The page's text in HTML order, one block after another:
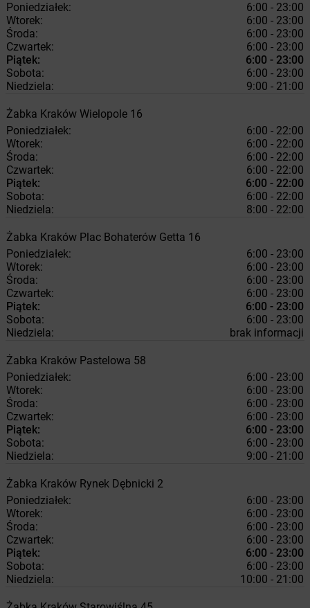
Poniedziałek:
6:00 - 23:00
Wtorek:
6:00 - 23:00
Środa:
6:00 - 23:00
Czwartek:
6:00 - 23:00
Piątek:
6:00 - 23:00
Sobota:
6:00 - 23:00
Niedziela:
9:00 - 21:00
Żabka Kraków Wielopole 16
Poniedziałek:
6:00 - 22:00
Wtorek:
6:00 - 22:00
Środa:
6:00 - 22:00
Czwartek:
6:00 - 22:00
Piątek:
6:00 - 22:00
Sobota:
6:00 - 22:00
Niedziela:
8:00 - 22:00
Żabka Kraków Plac Bohaterów Getta 16
Poniedziałek:
6:00 - 23:00
Wtorek:
6:00 - 23:00
Środa:
6:00 - 23:00
Czwartek:
6:00 - 23:00
Piątek:
6:00 - 23:00
Sobota:
6:00 - 23:00
Niedziela:
brak informacji
Żabka Kraków Pastelowa 58
Poniedziałek:
6:00 - 23:00
Wtorek:
6:00 - 23:00
Środa:
6:00 - 23:00
Czwartek:
6:00 - 23:00
Piątek:
6:00 - 23:00
Sobota:
6:00 - 23:00
Niedziela:
9:00 - 21:00
Żabka Kraków Rynek Dębnicki 2
Poniedziałek:
6:00 - 23:00
Wtorek:
6:00 - 23:00
Środa:
6:00 - 23:00
Czwartek:
6:00 - 23:00
Piątek:
6:00 - 23:00
Sobota:
6:00 - 23:00
Niedziela:
10:00 - 21:00